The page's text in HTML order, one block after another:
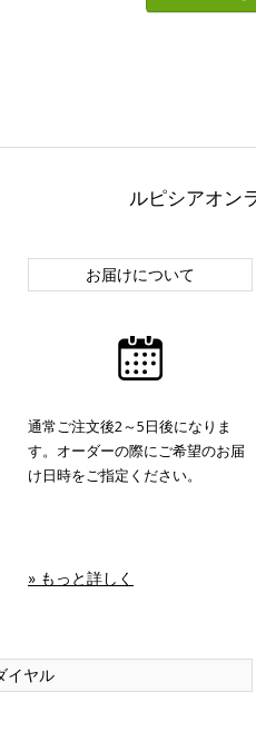
ルピシアオン
お届けについて
通常ご注文後2～5日後になりま
す。オーダーの際にご希望のお届
け日時をご指定ください。
» もっと詳しく
イヤル